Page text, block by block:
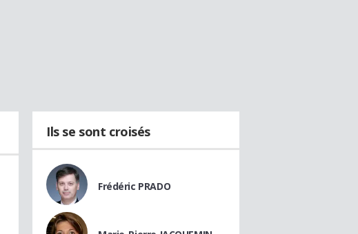
Ils se sont croisés
Frédéric PRADO